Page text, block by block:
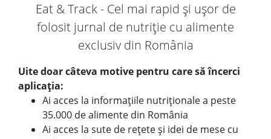
Eat & Track - Cel mai rapid și ușor de
folosit jurnal de nutriție cu alimente
exclusiv din România
Uite doar câteva motive pentru care să încerci
aplicația:
Ai acces la informațiile nutriționale a peste
35.000 de alimente din România
Ai acces la sute de rețete și idei de mese cu